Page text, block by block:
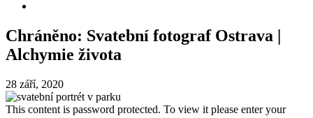
Chráněno: Svatební fotograf Ostrava |
Alchymie života
28 září, 2020
This content is password protected. To view it please enter your